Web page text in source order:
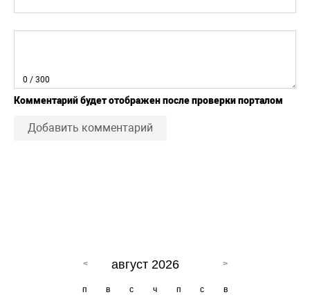
0 / 300
Комментарий будет отображен после проверки порталом
Добавить комментарий
август 2026
п в с ч п с в